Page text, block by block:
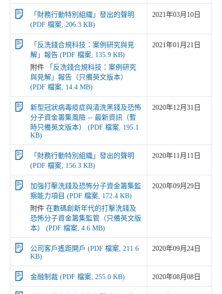
「財務行動特別組織」發出的聲明
(PDF 檔案, 206.3 KB)
2021年03月10日
「反洗錢合規科技：案例研究與見
解」報告 (PDF 檔案, 135.9 KB)
附件
「反洗錢合規科技：案例研究
與見解」報告（只備英文版本）
(PDF 檔案, 14.4 MB)
2021年01月21日
新型冠狀病毒疫症與清洗黑錢及恐怖
分子資金籌集風險 -- 最新資訊（暫
時只備英文版本） (PDF 檔案, 195.1
KB)
2020年12月31日
「財務行動特別組織」發出的聲明
(PDF 檔案, 156.3 KB)
2020年11月11日
加強打擊洗錢及恐怖分子資金籌集監
察能力項目 (PDF 檔案, 172.4 KB)
附件 在數碼創新年代的打擊洗錢及
恐怖分子資金籌集監管（只備英文版
本） (PDF 檔案, 4.6 MB)
2020年09月29日
公司客戶遙距開戶 (PDF 檔案, 211.6
KB)
2020年09月24日
金融制裁 (PDF 檔案, 255.0 KB) 2020年08月08日